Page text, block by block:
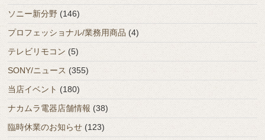
ソニー新分野 (146)
プロフェッショナル/業務用商品 (4)
テレビリモコン (5)
SONY/ニュース (355)
当店イベント (180)
ナカムラ電器店舗情報 (38)
臨時休業のお知らせ (123)